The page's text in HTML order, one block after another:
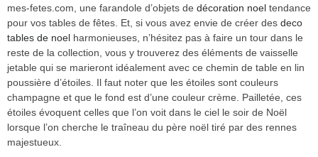
mes-fetes.com, une farandole d’objets de décoration noel tendance
pour vos tables de fêtes. Et, si vous avez envie de créer des deco
tables de noel harmonieuses, n’hésitez pas à faire un tour dans le
reste de la collection, vous y trouverez des éléments de vaisselle
jetable qui se marieront idéalement avec ce chemin de table en lin
poussière d’étoiles. Il faut noter que les étoiles sont couleurs
champagne et que le fond est d’une couleur crème. Pailletée, ces
étoiles évoquent celles que l’on voit dans le ciel le soir de Noël
lorsque l’on cherche le traîneau du père noël tiré par des rennes
majestueux.